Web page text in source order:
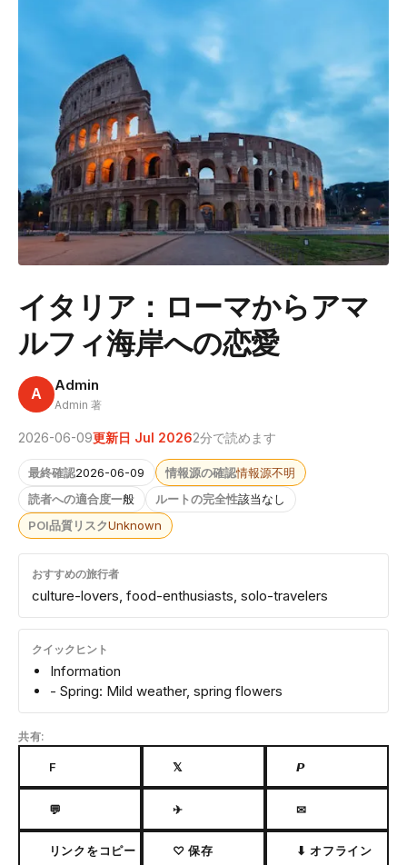
イタリア：ローマからアマ
ルフィ海岸への恋愛
A Admin
Admin 著
2026-06-09更新日 Jul 20262分で読めます
最終確認2026-06-09 情報源の確認情報源不明
読者への適合度一般 ルートの完全性該当なし
POI品質リスクUnknown
おすすめの旅行者
culture-lovers, food-enthusiasts, solo-travelers
クイックヒント
Information
- Spring: Mild weather, spring flowers
共有:
F 𝕏 𝙋
💬 ✈ ✉
リンクをコピー ♡ 保存 ⬇ オフライン